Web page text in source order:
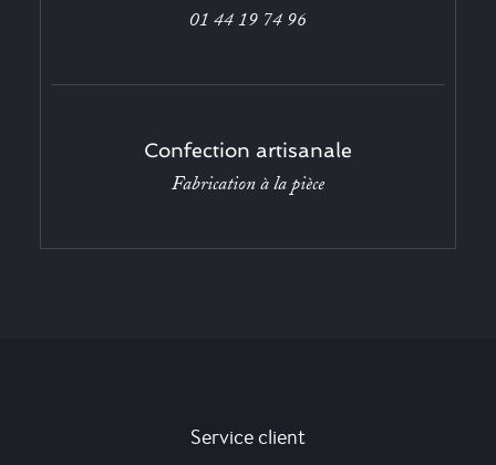
01 44 19 74 96
Confection artisanale
Fabrication à la pièce
Service client